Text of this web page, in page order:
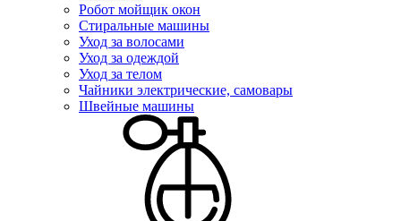
Робот мойщик окон
Стиральные машины
Уход за волосами
Уход за одеждой
Уход за телом
Чайники электрические, самовары
Швейные машины